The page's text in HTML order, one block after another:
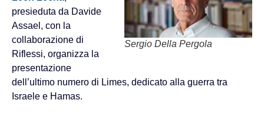
Sergio Della Pergola
presieduta da Davide
Assael, con la
collaborazione di
Riflessi, organizza la
presentazione
dell’ultimo numero di Limes, dedicato alla guerra tra
Israele e Hamas.